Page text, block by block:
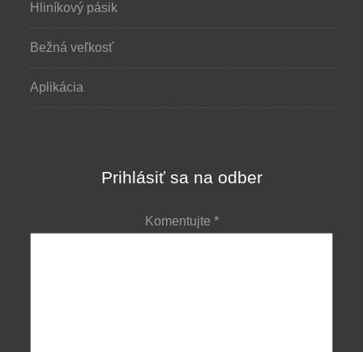
Hliníkový pásik
Bežná veľkosť
Aplikácia
Prihlásiť sa na odber
Komentujte *